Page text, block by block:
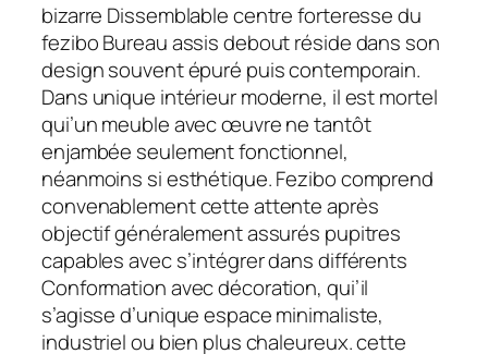
bizarre Dissemblable centre forteresse du
fezibo Bureau assis debout réside dans son
design souvent épuré puis contemporain.
Dans unique intérieur moderne, il est mortel
qui’un meuble avec œuvre ne tantôt
enjambée seulement fonctionnel,
néanmoins si esthétique. Fezibo comprend
convenablement cette attente après
objectif généralement assurés pupitres
capables avec s’intégrer dans différents
Conformation avec décoration, qui’il
s’agisse d’unique espace minimaliste,
industriel ou bien plus chaleureux. cette